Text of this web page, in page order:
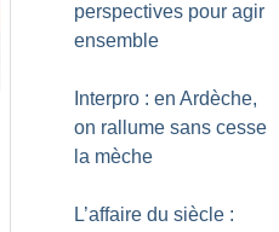
perspectives pour agir
ensemble
Interpro : en Ardèche,
on rallume sans cesse
la mèche
L’affaire du siècle :